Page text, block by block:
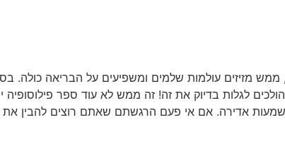
מזיזים עולמות שלמים ומשפיעים על הבריאה כולה.
לגלות בדיוק את זה! זה ממש לא עוד ספר פילוסופיה
אדירה. אם אי פעם הרגשתם שאתם רוצים להבין את